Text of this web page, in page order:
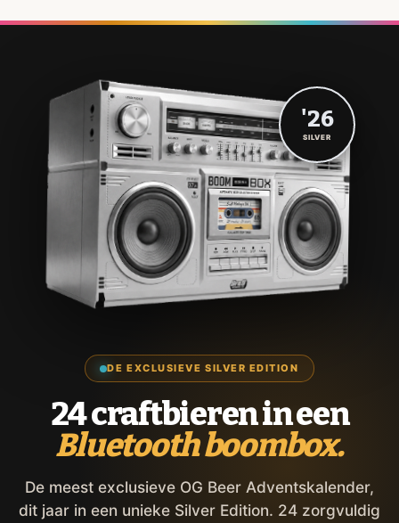
DE EXCLUSIEVE SILVER EDITION
24 craftbieren in een
Bluetooth boombox.
De meest exclusieve OG Beer Adventskalender,
dit jaar in een unieke Silver Edition. 24 zorgvuldig
'26
SILVER